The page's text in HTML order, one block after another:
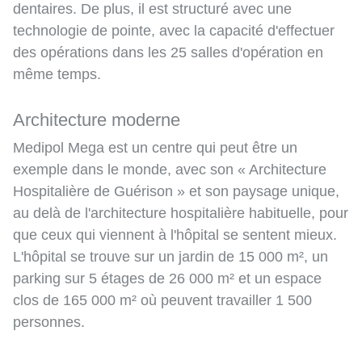
dentaires. De plus, il est structuré avec une
technologie de pointe, avec la capacité d'effectuer
des opérations dans les 25 salles d'opération en
même temps.
Architecture moderne
Medipol Mega est un centre qui peut être un
exemple dans le monde, avec son « Architecture
Hospitalière de Guérison » et son paysage unique,
au delà de l'architecture hospitalière habituelle, pour
que ceux qui viennent à l'hôpital se sentent mieux.
L'hôpital se trouve sur un jardin de 15 000 m², un
parking sur 5 étages de 26 000 m² et un espace
clos de 165 000 m² où peuvent travailler 1 500
personnes.